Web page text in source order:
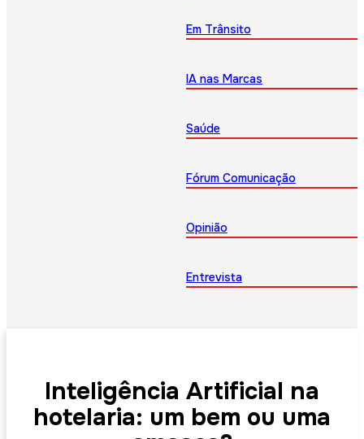
Em Trânsito
IA nas Marcas
Saúde
Fórum Comunicação
Opinião
Entrevista
Inteligência Artificial na
hotelaria: um bem ou uma